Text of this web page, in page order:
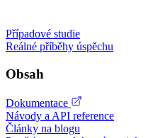
Případové studie
Reálné příběhy úspěchu
Obsah
Dokumentace
Návody a API reference
Články na blogu